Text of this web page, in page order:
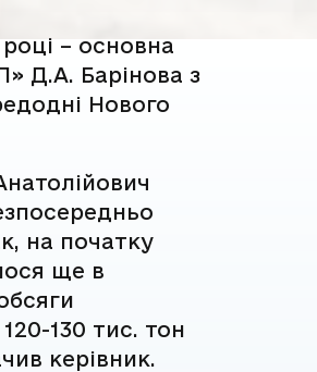
– основна
Д.А. Барінова з
Нового
на початку
ще в
130 тис. тон
керівник.